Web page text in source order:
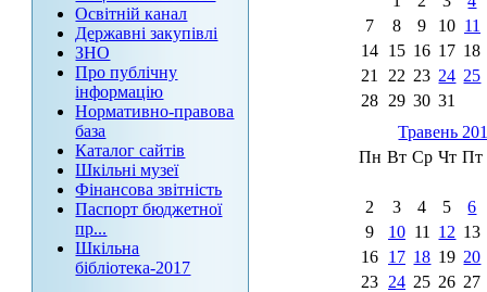
Освітній канал
Державні закупівлі
ЗНО
Про публічну
інформацію
Нормативно-правова
база
Каталог сайтів
Шкільні музеї
Фінансова звітність
Паспорт бюджетної
пр...
Шкільна
бібліотека-2017
7
8 9 10 11
14 15 16 17 18
21
22 23 24 25
28 29 30 31
Травень
Пн Вт Ср Чт Пт
2 3 4 5
6
9
10 11 12 13
16 17 18 19 20
23 24 25 26 27